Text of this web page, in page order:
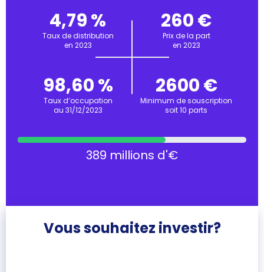
4,79 %
Taux de distribution
en 2023
260 €
Prix de la part
en 2023
98,60 %
Taux d’occupation
au 31/12/2023
2600 €
Minimum de souscription
soit 10 parts
389 millions d'€
Vous souhaitez investir?